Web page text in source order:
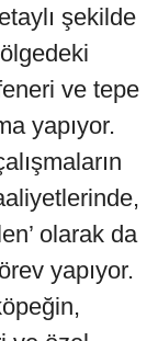
şekilde
ve tepe
yapıyor.
olarak da
yapıyor.